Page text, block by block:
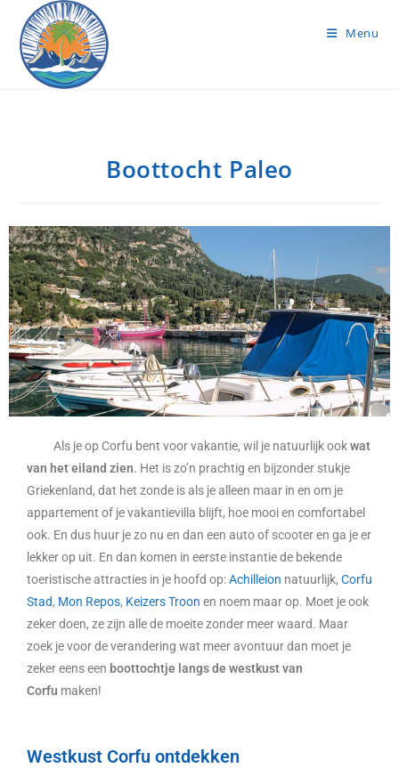
Menu
Boottocht Paleo
Als je op Corfu bent voor vakantie, wil je natuurlijk ookwat
van het eiland zien. Het is zo’n prachtig en bijzonder stukje
Griekenland, dat het zonde is als je alleen maar in en om je
appartement of je vakantievilla blijft, hoe mooi en comfortabel
ook. En dus huur je zo nu en dan een auto of scooter en ga je er
lekker op uit. En dan komen in eerste instantie de bekende
toeristische attracties in je hoofd op:Achilleion natuurlijk, Corfu
Stad, Mon Repos, Keizers Troon en noem maar op. Moet je ook
zeker doen, ze zijn alle de moeite zonder meer waard. Maar
zoek je voor de verandering wat meer avontuur dan moet je
zeker eens een boottochtje langs de westkust van
Corfu maken!
Westkust Corfu ontdekken